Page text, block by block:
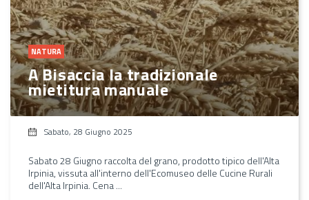
NATURA
A Bisaccia la tradizionale
mietitura manuale
Sabato, 28 Giugno 2025
Sabato 28 Giugno raccolta del grano, prodotto tipico dell'Alta
Irpinia, vissuta all'interno dell'Ecomuseo delle Cucine Rurali
dell'Alta Irpinia. Cena ...